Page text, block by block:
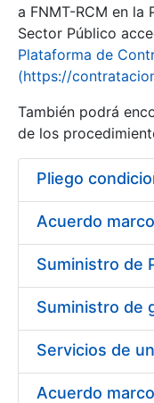
Erakutsi/
a FNMT-RCM en
Sector Público
Plataforma de
(https://
También podrá
de los